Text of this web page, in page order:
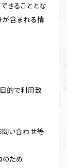
きることとな
が含まれる情
的で利用致
問い合わせ等
のため